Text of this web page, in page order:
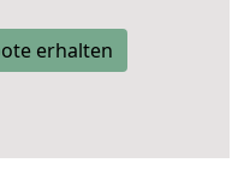
erhalten